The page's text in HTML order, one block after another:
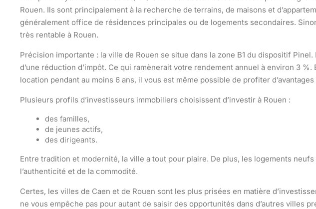
Rouen. Ils sont principalement à la recherche de terrains, de maisons et
généralement office de résidences principales ou de logements secondaires.
très rentable à Rouen.
Précision importante : la ville de Rouen se situe dans la zone B1 du dispositif
d’une réduction d’impôt. Ce qui ramènerait votre rendement annuel à environ 3 %.
location pendant au moins 6 ans, il vous est même possible de profiter
Plusieurs profils d’investisseurs immobiliers choisissent d’investir à Rouen :
des familles,
de jeunes actifs,
des dirigeants.
Entre tradition et modernité, la ville a tout pour plaire. De plus, les logements
l’authenticité et de la commodité.
Certes, les villes de Caen et de Rouen sont les plus prisées en matière
ne vous empêche pas pour autant de saisir des opportunités dans d’autres villes